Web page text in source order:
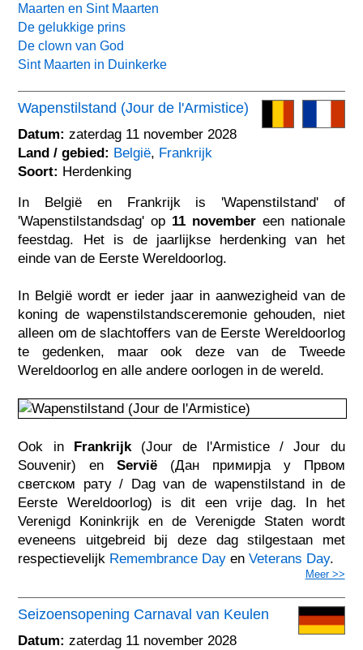
Maarten en Sint Maarten
De gelukkige prins
De clown van God
Sint Maarten in Duinkerke
Wapenstilstand (Jour de l'Armistice)
Datum: zaterdag 11 november 2028
Land / gebied: België, Frankrijk
Soort: Herdenking
In België en Frankrijk is 'Wapenstilstand' of
'Wapenstilstandsdag' op 11 novembereen nationale
feestdag. Het is de jaarlijkse herdenking van het
einde van de Eerste Wereldoorlog.
In België wordt er ieder jaar in aanwezigheid van de
koning de wapenstilstandsceremonie gehouden, niet
alleen om de slachtoffers van de Eerste Wereldoorlog
te gedenken, maar ook deze van de Tweede
Wereldoorlog en alle andere oorlogen in de wereld.
Ook in Frankrijk(Jour de l'Armistice / Jour du
Souvenir) enServië (Дан примирја у Првом
светском рату / Dag van de wapenstilstand in de
Eerste Wereldoorlog) is dit een vrije dag. In het
Verenigd Koninkrijk en de Verenigde Staten wordt
eveneens uitgebreid bij deze dag stilgestaan met
respectievelijk Remembrance Day enVeterans Day.
Meer >>
Seizoensopening Carnaval van Keulen
Datum: zaterdag 11 november 2028